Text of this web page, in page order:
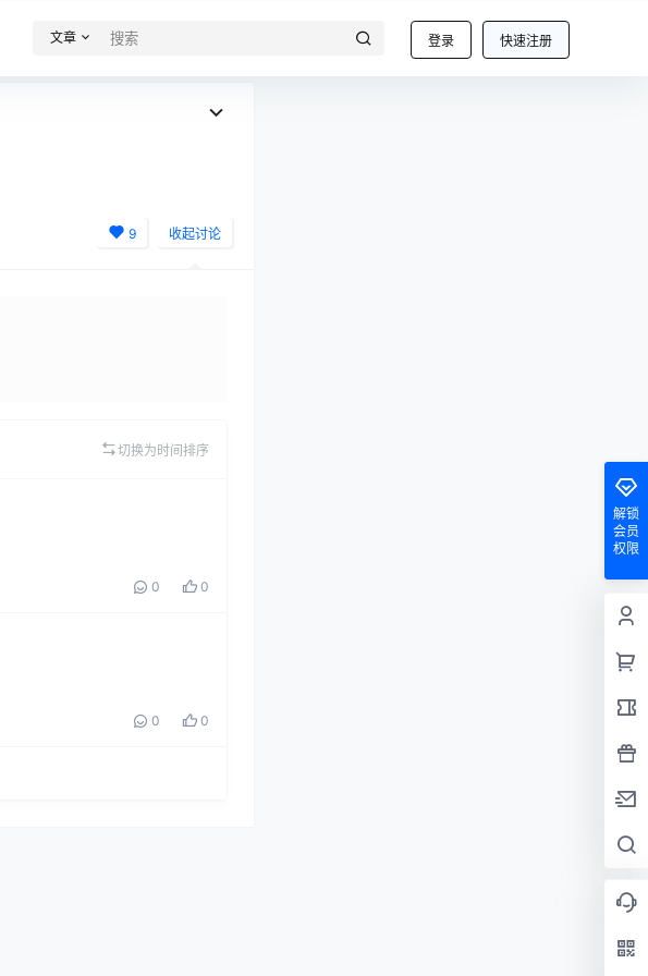
文章 登录 快速注册
9 收起讨论
切换为时间排序
0 0
0 0
解锁
会员
权限